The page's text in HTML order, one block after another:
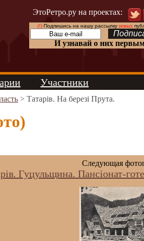
ЭтоРетро.ру на проектах:
(!)Подпишись на нашу рассылку новых
И узнавай о них
Участники
> Татарів. На березі Прута.
Следующая
Гуцульщина. Пансіонат-